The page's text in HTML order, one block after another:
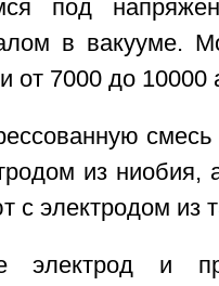
под
в вакууме.
от 7000 до 10000
из ниобия,
с электродом из
электрод и